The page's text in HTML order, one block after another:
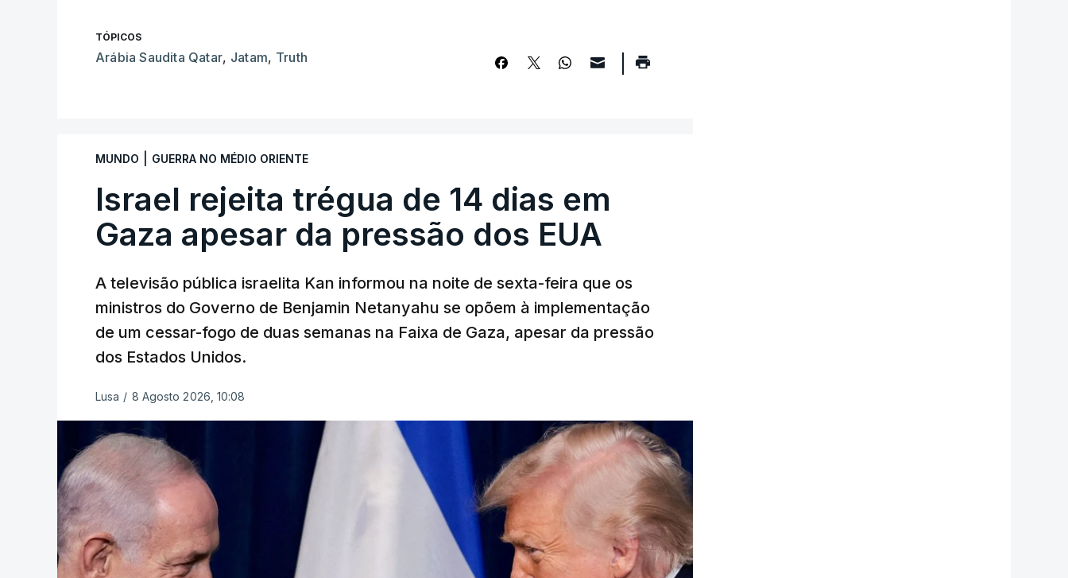
TÓPICOS
Arábia Saudita Qatar, Jatam, Truth
MUNDO GUERRA NO MÉDIO ORIENTE
Israel rejeita trégua de 14 dias em
Gaza apesar da pressão dos EUA
A televisão pública israelita Kan informou na noite de sexta-feira que os
ministros do Governo de Benjamin Netanyahu se opõem à implementação
de um cessar-fogo de duas semanas na Faixa de Gaza, apesar da pressão
dos Estados Unidos.
Lusa / 8 Agosto 2026, 10:08